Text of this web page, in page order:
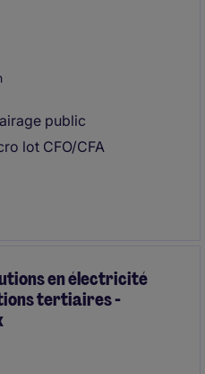
public
lot CFO/CFA
en électricité
tertiaires -